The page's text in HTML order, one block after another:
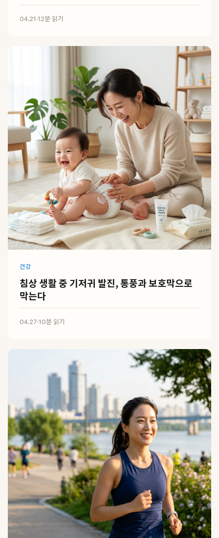
04.21·12분 읽기
건강
침상 생활 중 기저귀 발진, 통풍과 보호막으로
막는다
04.27·10분 읽기